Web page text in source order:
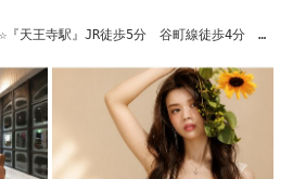
『天王寺駅』JR徒歩5分 谷町線徒歩4分